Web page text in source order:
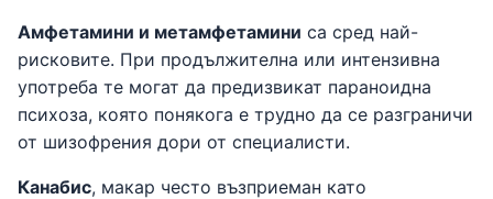
Амфетамини и метамфетамини са сред най-
рисковите. При продължителна или интензивна
употреба те могат да предизвикат параноидна
психоза, която понякога е трудно да се разграничи
от шизофрения дори от специалисти.
Канабис, макар често възприеман като